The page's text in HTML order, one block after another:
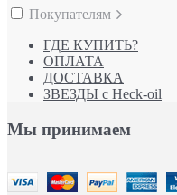
Покупателям
ГДЕ КУПИТЬ?
ОПЛАТА
ДОСТАВКА
ЗВЕЗДЫ с Heck-oil
Мы принимаем